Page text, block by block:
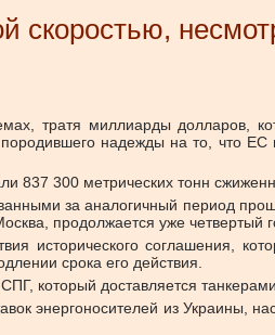
скоростью,
тратя миллиарды долларов,
надежды на то, что
300 метрических тонн
за аналогичный период
продолжается уже четвертый
исторического соглашения,
срока его действия.
который доставляется
энергоносителей из Украины,